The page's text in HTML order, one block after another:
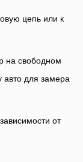
цепь или к
на свободном
авто для замера
от